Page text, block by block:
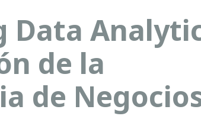
Data
de la
de